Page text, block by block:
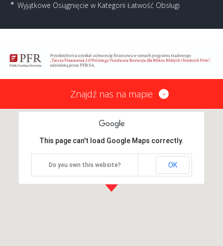
Wyjątkowe Osiągnięcie w Kategorii Łatwość Obsługi
Znajdź nas na mapie
This page can't load Google Maps correctly.
Do you own this website? OK